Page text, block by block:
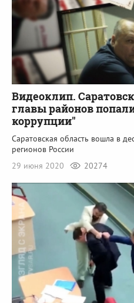
Видеоклип.
главы районов
коррупции"
Саратовская область вошла в
регионов России
29 июня 2020
20274